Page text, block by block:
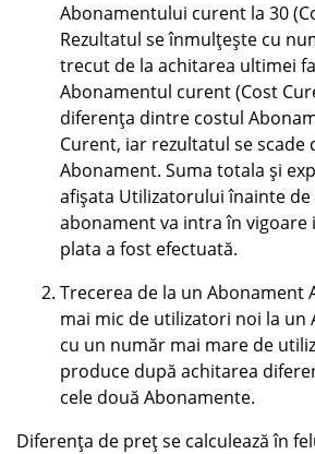
Abonamentului curent la 30
Rezultatul se înmulțește cu
trecut de la achitarea ultimei
Abonamentul curent (Cost
diferența dintre costul
Curent, iar rezultatul se scade
Abonament. Suma totala și
afișata Utilizatorului înainte
abonament va intra în vigoare
plata a fost efectuată.
Trecerea de la un Abonament
mai mic de utilizatori noi la un
cu un număr mai mare de
produce după achitarea
cele două Abonamente.
Diferența de preț se calculează în